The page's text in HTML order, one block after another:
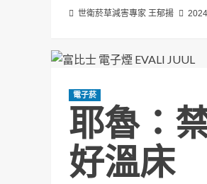
世衛菸草減害專家 王郁揚
電子菸
耶魯：
好溫床